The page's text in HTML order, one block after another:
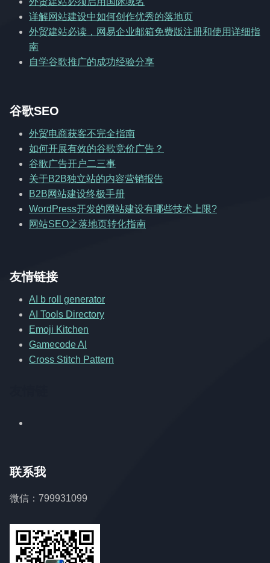
详解网站建设中如何创作优秀的落地页
外贸建站必读，网易企业邮箱免费版注册和使用详细指
南
自学谷歌推广的成功经验分享
谷歌SEO
外贸电商获客不完全指南
如何开展有效的谷歌竞价广告？
谷歌广告开户二三事
关于B2B独立站的内容营销报告
B2B网站建设终极手册
WordPress开发的网站建设有哪些技术上限?
网站SEO之落地页转化指南
友情链接
AI b roll generator
AI Tools Directory
Emoji Kitchen
Gamecode AI
Cross Stitch Pattern
联系我
微信：799931099